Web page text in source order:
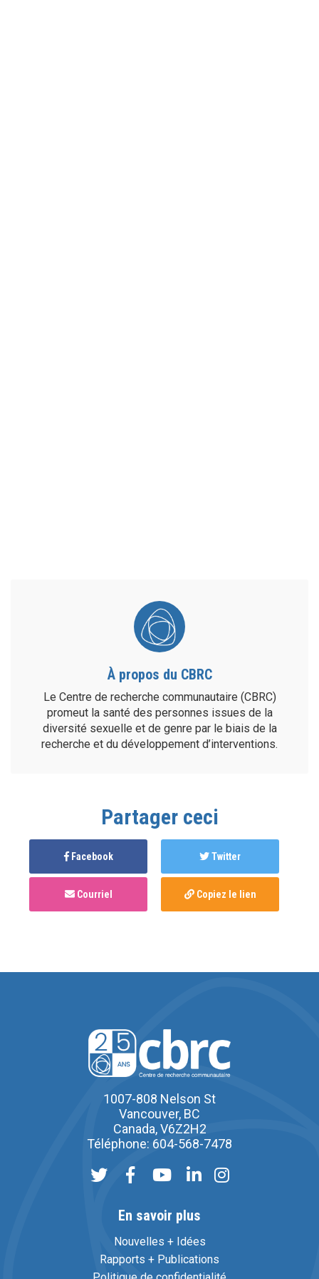
À propos du CBRC
Le Centre de recherche communautaire (CBRC)
promeut la santé des personnes issues de la
diversité sexuelle et de genre par le biais de la
recherche et du développement d’interventions.
Partager ceci
Facebook Twitter
Courriel Copiez le lien
1007-808 Nelson St
Vancouver, BC
Canada, V6Z2H2
Téléphone: 604-568-7478
En savoir plus
Nouvelles + Idées
Rapports + Publications